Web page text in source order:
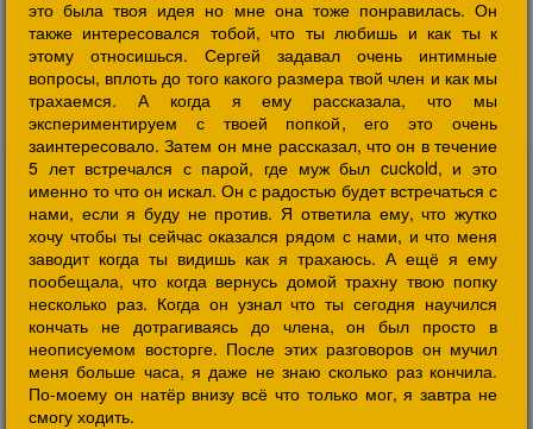
это была твоя идея но мне она тоже понравилась. Он
также интересовался тобой, что ты любишь и как ты к
этому относишься. Сергей задавал очень интимные
вопросы, вплоть до того какого размера твой член и как мы
трахаемся. А когда я ему рассказала, что мы
экспериментируем с твоей попкой, его это очень
заинтересовало. Затем он мне рассказал, что он в течение
5 лет встречался с парой, где муж был cuckold, и это
именно то что он искал. Он с радостью будет встречаться с
нами, если я буду не против. Я ответила ему, что жутко
хочу чтобы ты сейчас оказался рядом с нами, и что меня
заводит когда ты видишь как я трахаюсь. А ещё я ему
пообещала, что когда вернусь домой трахну твою попку
несколько раз. Когда он узнал что ты сегодня научился
кончать не дотрагиваясь до члена, он был просто в
неописуемом восторге. После этих разговоров он мучил
меня больше часа, я даже не знаю сколько раз кончила.
По-моему он натёр внизу всё что только мог, я завтра не
смогу ходить.